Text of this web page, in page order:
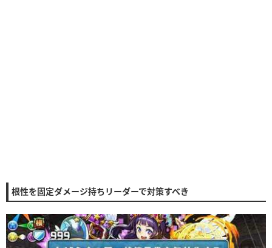
根性を固定ダメージ持ちリーダーで対策すべき